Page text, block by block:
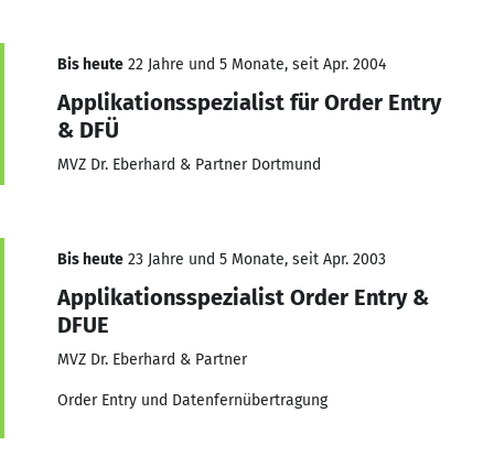
Bis heute 22 Jahre und 5 Monate, seit Apr. 2004
Applikationsspezialist für Order Entry
& DFÜ
MVZ Dr. Eberhard & Partner Dortmund
Bis heute 23 Jahre und 5 Monate, seit Apr. 2003
Applikationsspezialist Order Entry &
DFUE
MVZ Dr. Eberhard & Partner
Order Entry und Datenfernübertragung